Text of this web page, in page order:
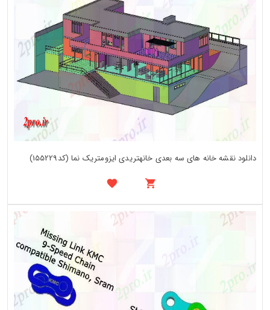
دانلود نقشه خانه های سه بعدی خانهتریدی ایزومتریک نما (کد155229)